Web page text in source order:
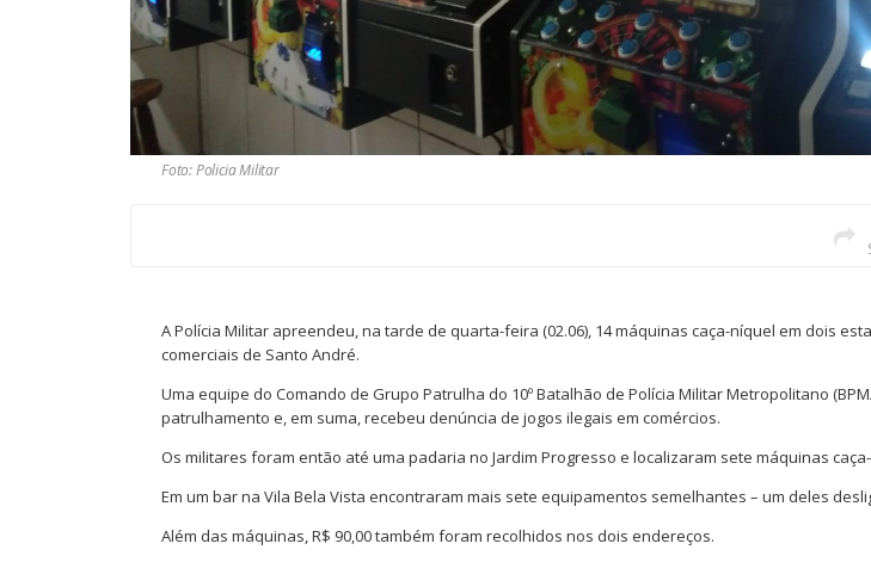
Foto: Policia Militar
A Polícia Militar apreendeu, na tarde de quarta-feira (02.06), 14 máquinas caça-níquel em dois
comerciais de Santo André.
Uma equipe do Comando de Grupo Patrulha do 10º Batalhão de Polícia Militar Metropolitano
patrulhamento e, em suma, recebeu denúncia de jogos ilegais em comércios.
Os militares foram então até uma padaria no Jardim Progresso e localizaram sete máquinas
Em um bar na Vila Bela Vista encontraram mais sete equipamentos semelhantes – um deles
Além das máquinas, R$ 90,00 também foram recolhidos nos dois endereços.